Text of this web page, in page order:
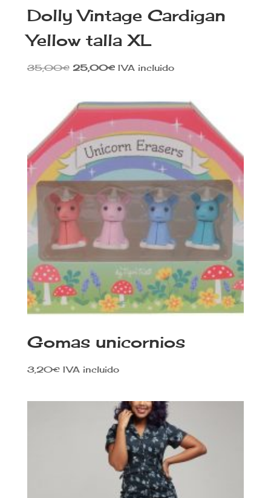
Dolly Vintage Cardigan
Yellow talla XL
35,00€ El
era:
35,00€.
25,00€El
es:
25,00€.
IVA incluido
Gomas unicornios
3,20€ IVA incluido